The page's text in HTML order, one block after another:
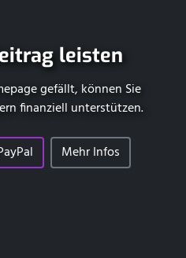
leisten
gefällt, können Sie
finanziell unterstützen.
Mehr Infos